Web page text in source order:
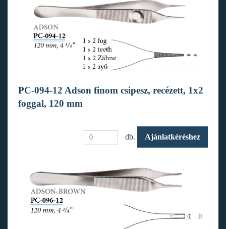
PC-094-12 Adson finom csipesz, recézett, 1x2
foggal, 120 mm
db. Ajánlatkéréshez